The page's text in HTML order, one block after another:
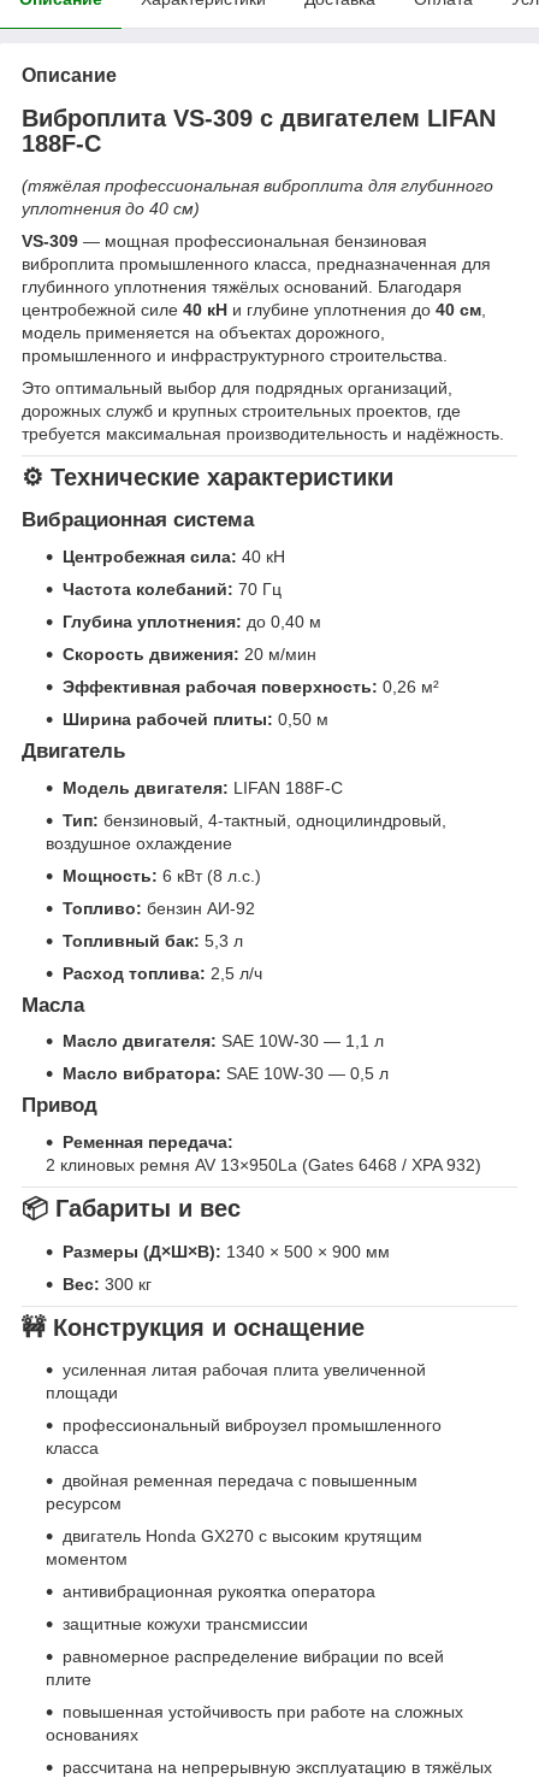
Описание
Виброплита VS-309 с двигателем LIFAN
188F-C
(тяжёлая профессиональная виброплита для глубинного
уплотнения до 40 см)
VS-309 — мощная профессиональная бензиновая
виброплита промышленного класса, предназначенная для
глубинного уплотнения тяжёлых оснований. Благодаря
центробежной силе 40 кН и глубине уплотнения до 40 см,
модель применяется на объектах дорожного,
промышленного и инфраструктурного строительства.
Это оптимальный выбор для подрядных организаций,
дорожных служб и крупных строительных проектов, где
требуется максимальная производительность и надёжность.
⚙️ Технические характеристики
Вибрационная система
Центробежная сила: 40 кН
Частота колебаний: 70 Гц
Глубина уплотнения: до 0,40 м
Скорость движения: 20 м/мин
Эффективная рабочая поверхность: 0,26 м²
Ширина рабочей плиты: 0,50 м
Двигатель
Модель двигателя: LIFAN 188F-C
Тип: бензиновый, 4-тактный, одноцилиндровый,
воздушное охлаждение
Мощность: 6 кВт (8 л.с.)
Топливо: бензин АИ-92
Топливный бак: 5,3 л
Расход топлива: 2,5 л/ч
Масла
Масло двигателя: SAE 10W-30 — 1,1 л
Масло вибратора: SAE 10W-30 — 0,5 л
Привод
Ременная передача:
2 клиновых ремня AV 13×950La (Gates 6468 / XPA 932)
📦 Габариты и вес
Размеры (Д×Ш×В): 1340 × 500 × 900 мм
Вес: 300 кг
🚧 Конструкция и оснащение
усиленная литая рабочая плита увеличенной
площади
профессиональный виброузел промышленного
класса
двойная ременная передача с повышенным
ресурсом
двигатель Honda GX270 с высоким крутящим
моментом
антивибрационная рукоятка оператора
защитные кожухи трансмиссии
равномерное распределение вибрации по всей
плите
повышенная устойчивость при работе на сложных
основаниях
рассчитана на непрерывную эксплуатацию в тяжёлых